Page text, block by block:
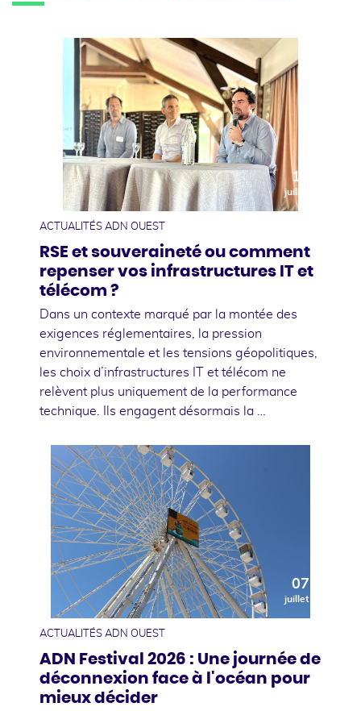
10
juillet
ACTUALITÉS ADN OUEST
RSE et souveraineté ou comment
repenser vos infrastructures IT et
télécom ?
Dans un contexte marqué par la montée des
exigences réglementaires, la pression
environnementale et les tensions géopolitiques,
les choix d’infrastructures IT et télécom ne
relèvent plus uniquement de la performance
technique. Ils engagent désormais la …
07
juillet
ACTUALITÉS ADN OUEST
ADN Festival 2026 : Une journée de
déconnexion face à l'océan pour
mieux décider